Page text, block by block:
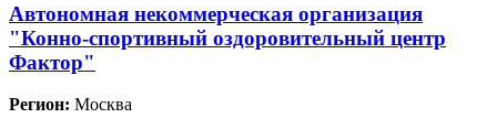
Автономная некоммерческая организация
"Конно-спортивный оздоровительный центр
Фактор"
Регион: Москва